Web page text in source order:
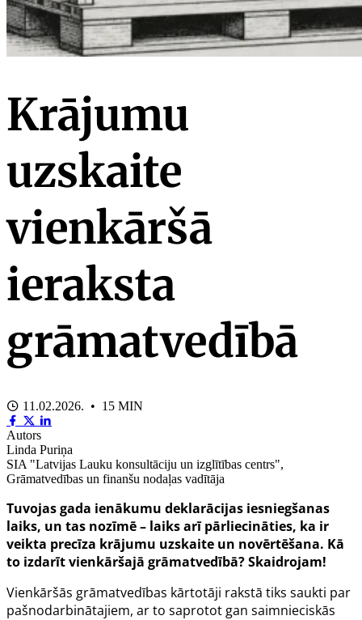
Krājumu
uzskaite
vienkāršā
ieraksta
grāmatvedībā
11.02.2026. • 15 MIN
Autors
Linda Puriņa
SIA "Latvijas Lauku konsultāciju un izglītības centrs",
Grāmatvedības un finanšu nodaļas vadītāja
Tuvojas gada ienākumu deklarācijas iesniegšanas
laiks, un tas nozīmē – laiks arī pārliecināties, ka ir
veikta precīza krājumu uzskaite un novērtēšana. Kā
to izdarīt vienkāršajā grāmatvedībā? Skaidrojam!
Vienkāršās grāmatvedības kārtotāji rakstā tiks saukti par
pašnodarbinātajiem, ar to saprotot gan saimnieciskās